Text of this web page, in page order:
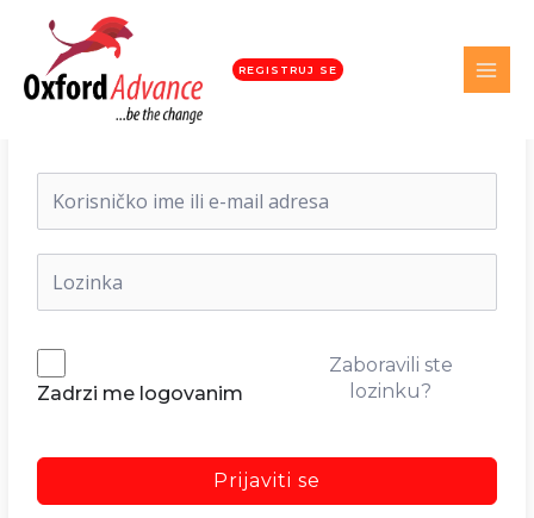
REGISTRUJ SE
Dobrodošli nazad!
Zadrzi me logovanim
Zaboravili ste
lozinku?
Prijaviti se